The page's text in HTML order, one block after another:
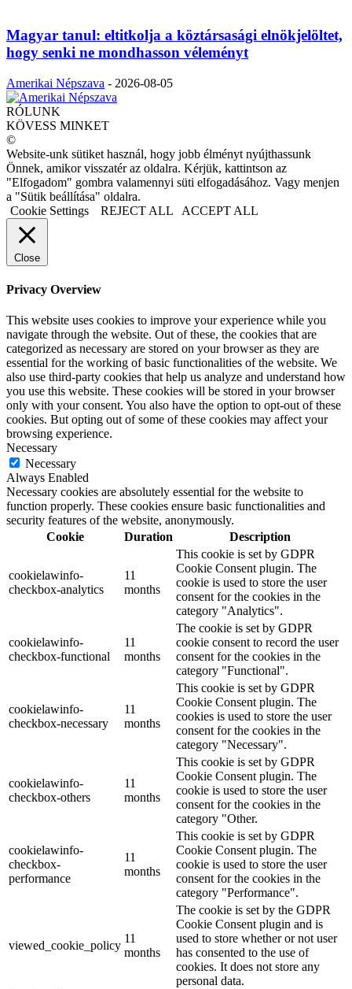
Magyar tanul: eltitkolja a köztársasági elnökjelöltet,
hogy senki ne mondhasson véleményt
Amerikai Népszava - 2026-08-05
RÓLUNK
KÖVESS MINKET
©
Website-unk sütiket használ, hogy jobb élményt nyújthassunk
Önnek, amikor visszatér az oldalra. Kérjük, kattintson az
"Elfogadom" gombra valamennyi süti elfogadásához. Vagy menjen
a "Sütik beállítása" oldalra.
Cookie Settings
REJECT ALL ACCEPT ALL
Close
Privacy Overview
This website uses cookies to improve your experience while you
navigate through the website. Out of these, the cookies that are
categorized as necessary are stored on your browser as they are
essential for the working of basic functionalities of the website. We
also use third-party cookies that help us analyze and understand how
you use this website. These cookies will be stored in your browser
only with your consent. You also have the option to opt-out of these
cookies. But opting out of some of these cookies may affect your
browsing experience.
Necessary
Necessary
Always Enabled
Necessary cookies are absolutely essential for the website to
function properly. These cookies ensure basic functionalities and
security features of the website, anonymously.
Cookie
Duration Description
cookielawinfo-
checkbox-analytics
11
months
This cookie is set by GDPR
Cookie Consent plugin. The
cookie is used to store the user
consent for the cookies in the
category "Analytics".
cookielawinfo-
checkbox-functional
11
months
The cookie is set by GDPR
cookie consent to record the user
consent for the cookies in the
category "Functional".
cookielawinfo-
checkbox-necessary
11
months
This cookie is set by GDPR
Cookie Consent plugin. The
cookies is used to store the user
consent for the cookies in the
category "Necessary".
cookielawinfo-
checkbox-others
11
months
This cookie is set by GDPR
Cookie Consent plugin. The
cookie is used to store the user
consent for the cookies in the
category "Other.
cookielawinfo-
checkbox-
performance
11
months
This cookie is set by GDPR
Cookie Consent plugin. The
cookie is used to store the user
consent for the cookies in the
category "Performance".
viewed_cookie_policy
11
months
The cookie is set by the GDPR
Cookie Consent plugin and is
used to store whether or not user
has consented to the use of
cookies. It does not store any
personal data.